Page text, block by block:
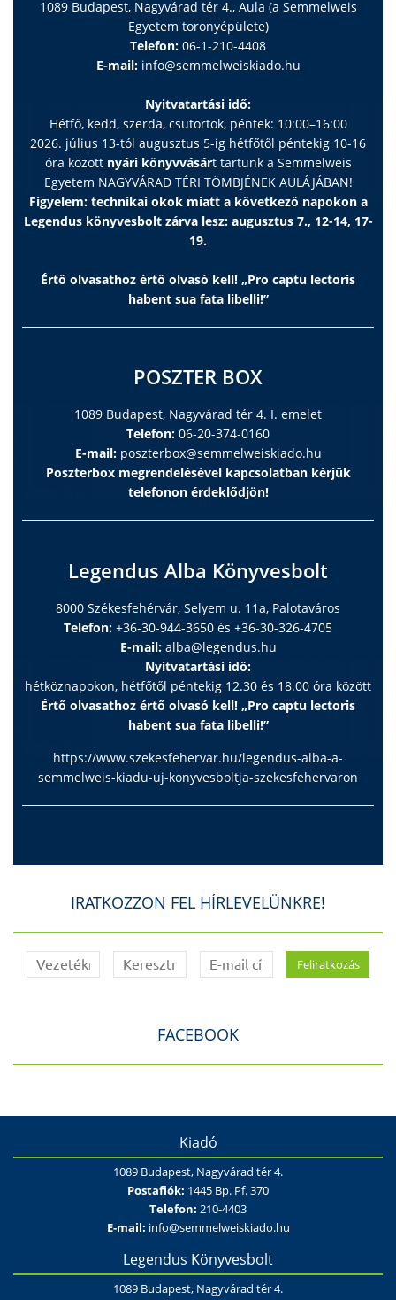
1089 Budapest, Nagyvárad tér 4., Aula (a Semmelweis
Egyetem toronyépülete)
Telefon: 06-1-210-4408
E-mail: info@semmelweiskiado.hu
Nyitvatartási idő:
Hétfő, kedd, szerda, csütörtök, péntek: 10:00–16:00
2026. július 13-tól augusztus 5-ig hétfőtől péntekig 10-16
óra között nyári könyvvásárt tartunk a Semmelweis
Egyetem NAGYVÁRAD TÉRI TÖMBJÉNEK AULÁJÁBAN!
Figyelem: technikai okok miatt a következő napokon a
Legendus könyvesbolt zárva lesz: augusztus 7., 12-14, 17-
19.
Értő olvasathoz értő olvasó kell! „Pro captu lectoris
habent sua fata libelli!”
POSZTER BOX
1089 Budapest, Nagyvárad tér 4. I. emelet
Telefon: 06-20-374-0160
E-mail: poszterbox@semmelweiskiado.hu
Poszterbox megrendelésével kapcsolatban kérjük
telefonon érdeklődjön!
Legendus Alba Könyvesbolt
8000 Székesfehérvár, Selyem u. 11a, Palotaváros
Telefon: +36-30-944-3650 és +36-30-326-4705
E-mail: alba@legendus.hu
Nyitvatartási idő:
hétköznapokon, hétfőtől péntekig 12.30 és 18.00 óra között
Értő olvasathoz értő olvasó kell! „Pro captu lectoris
habent sua fata libelli!”
https://www.szekesfehervar.hu/legendus-alba-a-
semmelweis-kiadu-uj-konyvesboltja-szekesfehervaron
IRATKOZZON FEL HÍRLEVELÜNKRE!
FACEBOOK
Kiadó
1089 Budapest, Nagyvárad tér 4.
Postafiók: 1445 Bp. Pf. 370
Telefon: 210-4403
E-mail: info@semmelweiskiado.hu
Legendus Könyvesbolt
1089 Budapest, Nagyvárad tér 4.